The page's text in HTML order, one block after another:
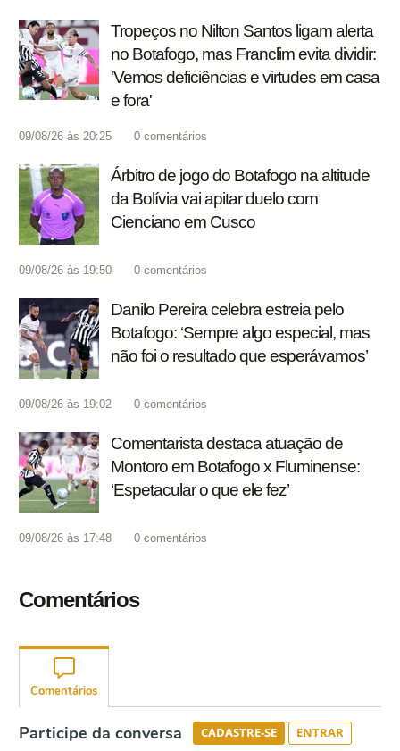
Tropeços no Nilton Santos ligam alerta
no Botafogo, mas Franclim evita dividir:
'Vemos deficiências e virtudes em casa
e fora'
09/08/26 às 20:25 0 comentários
Árbitro de jogo do Botafogo na altitude
da Bolívia vai apitar duelo com
Cienciano em Cusco
09/08/26 às 19:50 0 comentários
Danilo Pereira celebra estreia pelo
Botafogo: ‘Sempre algo especial, mas
não foi o resultado que esperávamos’
09/08/26 às 19:02 0 comentários
Comentarista destaca atuação de
Montoro em Botafogo x Fluminense:
‘Espetacular o que ele fez’
09/08/26 às 17:48 0 comentários
Comentários